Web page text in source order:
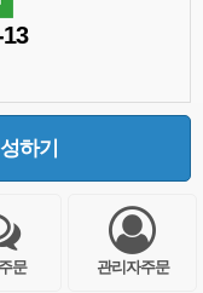
하기
문 관리자주문